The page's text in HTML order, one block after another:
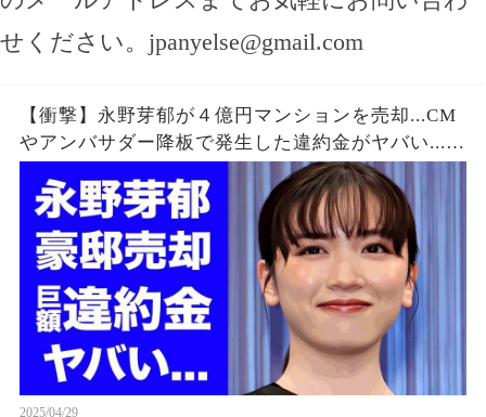
せください。 jpanyelse@gmail.com
【衝撃】永野芽郁が４億円マンションを売却...CM
やアンバサダー降板で発生した違約金がヤバい...
『不倫女優』の隠し持つ"ヤリ部屋"の真相...不倫が
報道されない闇に言葉を失う..
2025/04/29